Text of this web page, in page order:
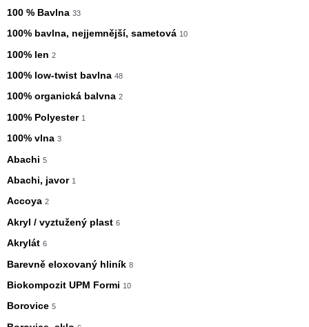
100 % Bavlna 33
100% bavlna, nejjemnější, sametová 10
100% len 2
100% low-twist bavlna 48
100% organická balvna 2
100% Polyester 1
100% vlna 3
Abachi 5
Abachi, javor 1
Accoya 2
Akryl / vyztužený plast 6
Akrylát 6
Barevně eloxovaný hliník 8
Biokompozit UPM Formi 10
Borovice 5